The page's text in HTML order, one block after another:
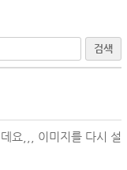
검색
요,,, 이미지를 다시 설